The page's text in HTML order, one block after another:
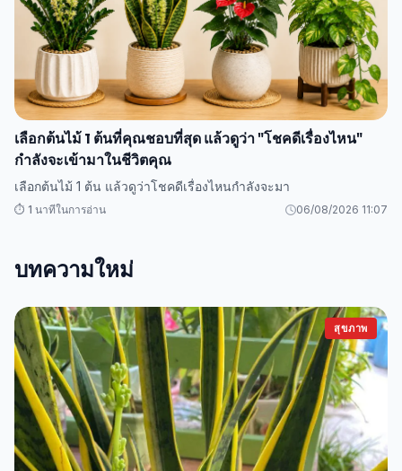
เลือกต้นไม้ 1 ต้นที่คุณชอบที่สุด แล้วดูว่า "โชคดีเรื่องไหน"
กำลังจะเข้ามาในชีวิตคุณ
เลือกต้นไม้ 1 ต้น แล้วดูว่าโชคดีเรื่องไหนกำลังจะมา
⏱️ 1 นาทีในการอ่าน 06/08/2026 11:07
บทความใหม่
สุขภาพ